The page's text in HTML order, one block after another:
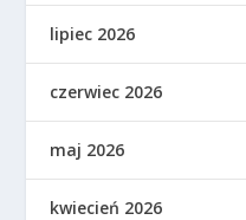
lipiec 2026
czerwiec 2026
maj 2026
kwiecień 2026